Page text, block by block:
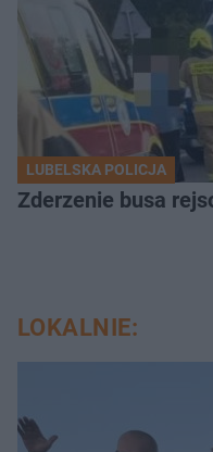
LUBELSKA POLICJA
Zderzenie busa
LOKALNIE: